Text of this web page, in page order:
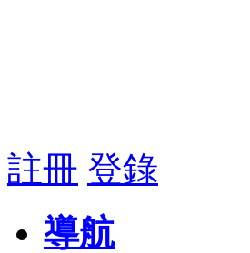
註冊 登錄
導航